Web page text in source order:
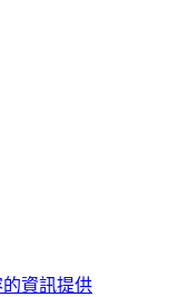
資訊提供